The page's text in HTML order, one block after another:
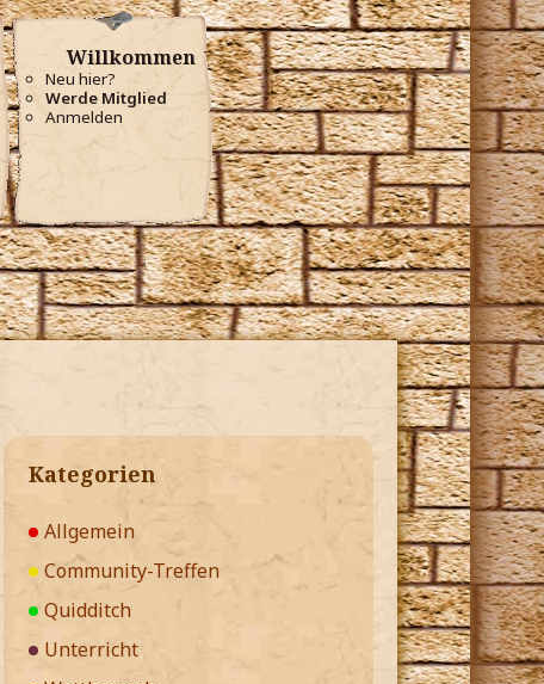
Willkommen
Neu hier?
Werde Mitglied
Anmelden
Kategorien
Allgemein
Community-Treffen
Quidditch
Unterricht